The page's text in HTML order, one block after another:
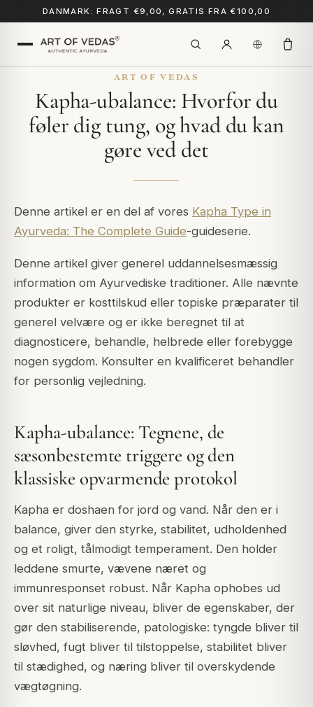
DANMARK: FRAGT €9,00, GRATIS FRA €100,00
ART OF VEDAS
Kapha-ubalance: Hvorfor du
føler dig tung, og hvad du kan
gøre ved det
Denne artikel er en del af vores Kapha Type in
Ayurveda: The Complete Guide-guideserie.
Denne artikel giver generel uddannelsesmæssig
information om Ayurvediske traditioner. Alle nævnte
produkter er kosttilskud eller topiske præparater til
generel velvære og er ikke beregnet til at
diagnosticere, behandle, helbrede eller forebygge
nogen sygdom. Konsulter en kvalificeret behandler
for personlig vejledning.
Kapha-ubalance: Tegnene, de
sæsonbestemte triggere og den
klassiske opvarmende protokol
Kapha er doshaen for jord og vand. Når den er i
balance, giver den styrke, stabilitet, udholdenhed
og et roligt, tålmodigt temperament. Den holder
leddene smurte, vævene næret og
immunresponset robust. Når Kapha ophobes ud
over sit naturlige niveau, bliver de egenskaber, der
gør den stabiliserende, patologiske: tyngde bliver til
sløvhed, fugt bliver til tilstoppelse, stabilitet bliver
til stædighed, og næring bliver til overskydende
vægtøgning.